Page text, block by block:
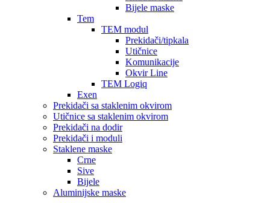
Bijele maske
Tem
TEM modul
Prekidači/tipkala
Utičnice
Komunikacije
Okvir Line
TEM Logiq
Exen
Prekidači sa staklenim okvirom
Utičnice sa staklenim okvirom
Prekidači na dodir
Prekidači i moduli
Staklene maske
Crne
Sive
Bijele
Aluminijske maske